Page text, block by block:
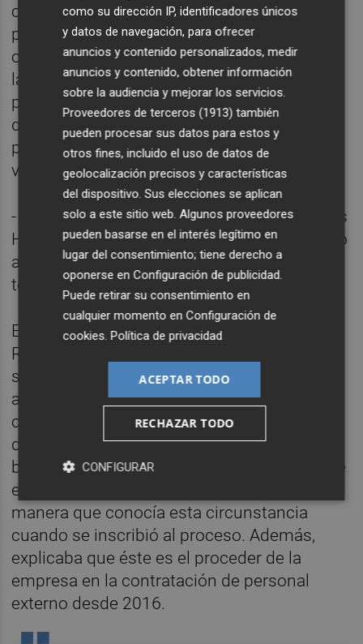
con carácter de urgencia a la empresa
pública para obtener las explicaciones
oportunas sobre el proceso de selección de
la nueva jefa de Recursos Humanos: al
presidente de Divalterra, al consejero
delegado, al jefe jurídico, al gerente y al
presidente del tribunal que eligió a la
vencedora.
- Vicente Domingo: anterior jefe de Recursos
Humanos y presidente del tribunal que eligió
a la ganadora. Al igual que Vera, figura como
testigo delcaso Alquería.
El hecho de que estuviera como jefe de
RRHH y, a la vez, dirigiera el proceso de
selección, fue criticado por el propio
aspirante recurrente en sus alegaciones al
considerar que podía suponer un conflicto
de intereses.El tribunal lereplicó que en las
bases de la convocatoria ya se informaba
de
en quién recaía la presidencia del órgano, de
manera que conocía esta circunstancia
cuando se inscribió al proceso. Además,
explicaba que éste es el proceder de la
empresa en la contratación de personal
externo desde 2016.
como su dirección IP, identificadores únicos
y datos de navegación, para ofrecer
anuncios y contenido personalizados, medir
anuncios y contenido, obtener información
sobre la audiencia y mejorar los servicios.
Proveedores de terceros (1913) también
pueden procesar sus datos para estos y
otros fines, incluido el uso de datos de
geolocalización precisos y características
del dispositivo. Sus elecciones se aplican
solo a este sitio web. Algunos proveedores
pueden basarse en el interés legítimo en
lugar del consentimiento; tiene derecho a
oponerse enConfiguración de publicidad.
Puede retirar su consentimiento en
cualquier momento enConfiguración de
cookies.Política de privacidad
ACEPTAR TODO
RECHAZAR TODO
CONFIGURAR